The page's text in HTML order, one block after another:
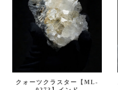
クォーツクラスター【ML-